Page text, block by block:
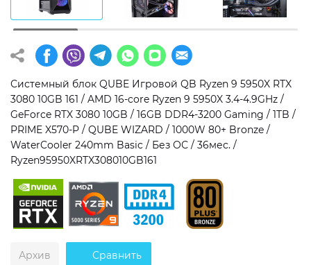
Операционная система
Windows 11 Home
Windows 11 Pro
Без ОС
Тип накопителя
SSD
HDD
SSD + HDD
Дополнительно
RGB-подсветка
Разблокированный множитель CPU
Сверхбыстрый M.2 SSD NVME
Системный блок QUBE Игровой QB Ryzen 9 5950X RTX
3080 10GB 161 / AMD 16-core Ryzen 9 5950X 3.4-4.9GHz /
GeForce RTX 3080 10GB / 16GB DDR4-3200 Gaming / 1TB /
PRIME X570-P / QUBE WIZARD / 1000W 80+ Bronze /
WaterCooler 240mm Basic / Без ОС / 36мес. /
Ryzen95950XRTX308010GB161
Архив Сравнить